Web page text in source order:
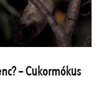
– Cukormókus